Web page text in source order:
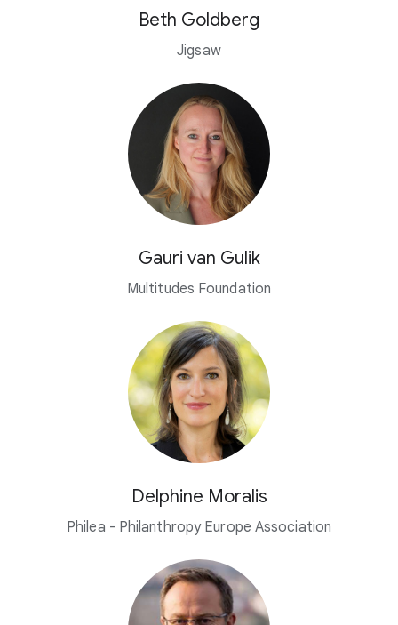
Beth Goldberg
Jigsaw
Gauri van Gulik
Multitudes Foundation
Delphine Moralis
Philea - Philanthropy Europe Association